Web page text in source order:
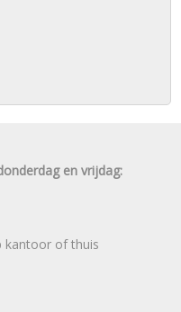
en vrijdag:
kantoor of thuis